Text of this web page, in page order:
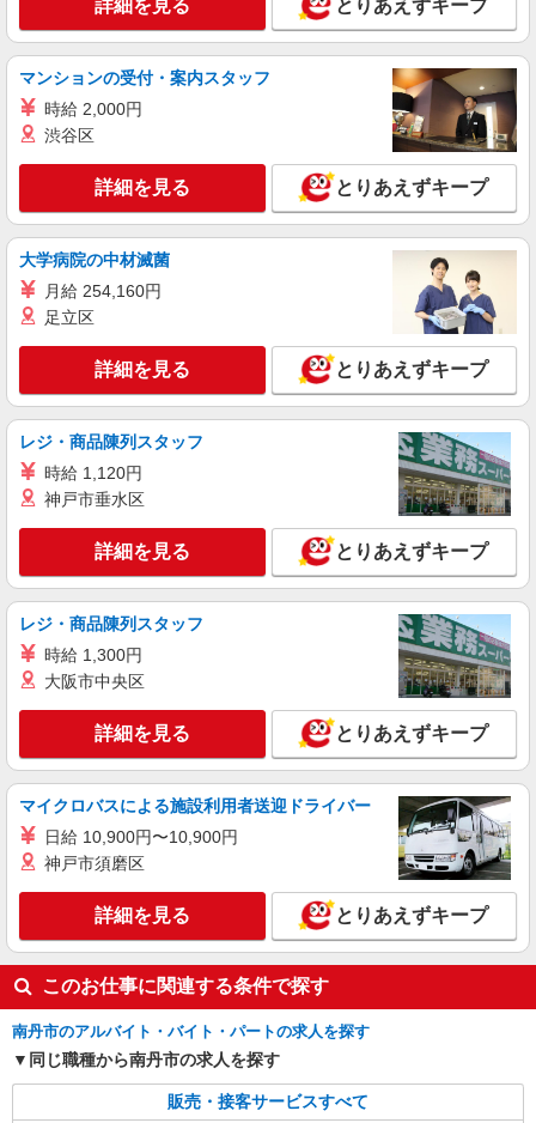
詳細を見る とりあえずキープ
マンションの受付・案内スタッフ
時給 2,000円
渋谷区
詳細を見る とりあえずキープ
大学病院の中材滅菌
月給 254,160円
足立区
詳細を見る とりあえずキープ
レジ・商品陳列スタッフ
時給 1,120円
神戸市垂水区
詳細を見る とりあえずキープ
レジ・商品陳列スタッフ
時給 1,300円
大阪市中央区
詳細を見る とりあえずキープ
マイクロバスによる施設利用者送迎ドライバー
日給 10,900円〜10,900円
神戸市須磨区
詳細を見る とりあえずキープ
このお仕事に関連する条件で探す
南丹市のアルバイト・バイト・パートの求人を探す
同じ職種から南丹市の求人を探す
販売・接客サービスすべて